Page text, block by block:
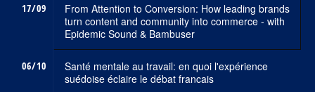
17/09
From Attention to Conversion: How leading brands
turn content and community into commerce - with
Epidemic Sound & Bambuser
06/10
Santé mentale au travail: en quoi l'expérience
suédoise éclaire le débat francais